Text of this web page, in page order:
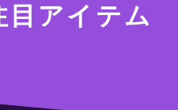
目アイテム